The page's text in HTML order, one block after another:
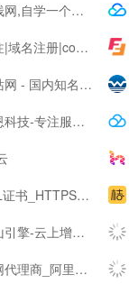
自学一个全栈工程师
域名|vip域名|pw域名|优质域名|无限空间|免费试用|ssl证书|-飞凤互联
名的网站交易、源码交易、域名交易服务中心
-专注服务器托管22年
加密_国密SSL数字证书 - 沃通CA【--】
擎-云上增长新动力
代理商_虚拟主机_网页空间_企业邮箱_域名注册